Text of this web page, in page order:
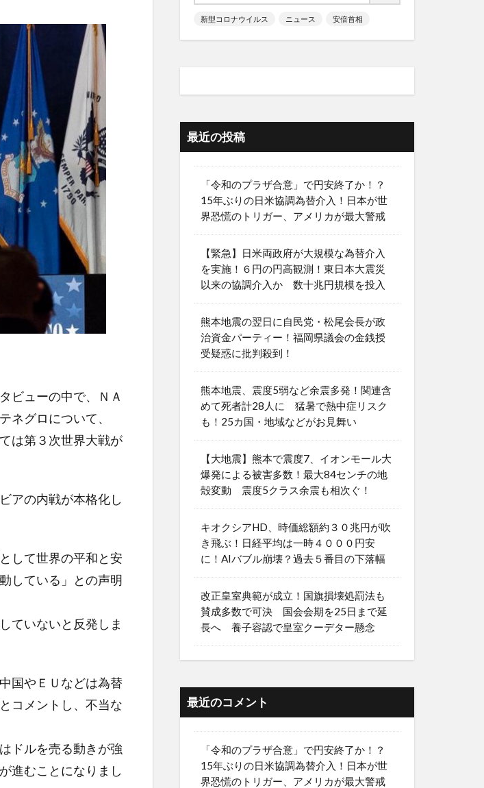
ビューの中で、ＮＡ
ネグロについて、
は第３次世界大戦が
アの内戦が本格化し
して世界の平和と安
している」との声明
ていないと反発しま
国やＥＵなどは為替
コメントし、不当な
ドルを売る動きが強
進むことになりまし
新型コロナウイルス ニュース 安倍首相
最近の投稿
「令和のプラザ合意」で円安終了か！？
15年ぶりの日米協調為替介入！日本が世
界恐慌のトリガー、アメリカが最大警戒
【緊急】日米両政府が大規模な為替介入
を実施！６円の円高観測！東日本大震災
以来の協調介入か 数十兆円規模を投入
熊本地震の翌日に自民党・松尾会長が政
治資金パーティー！福岡県議会の金銭授
受疑惑に批判殺到！
熊本地震、震度5弱など余震多発！関連含
めて死者計28人に 猛暑で熱中症リスク
も！25カ国・地域などがお見舞い
【大地震】熊本で震度7、イオンモール大
爆発による被害多数！最大84センチの地
殻変動 震度5クラス余震も相次ぐ！
キオクシアHD、時価総額約３０兆円が吹
き飛ぶ！日経平均は一時４０００円安
に！AIバブル崩壊？過去５番目の下落幅
改正皇室典範が成立！国旗損壊処罰法も
賛成多数で可決 国会会期を25日まで延
長へ 養子容認で皇室クーデター懸念
最近のコメント
「令和のプラザ合意」で円安終了か！？
15年ぶりの日米協調為替介入！日本が世
界恐慌のトリガー、アメリカが最大警戒